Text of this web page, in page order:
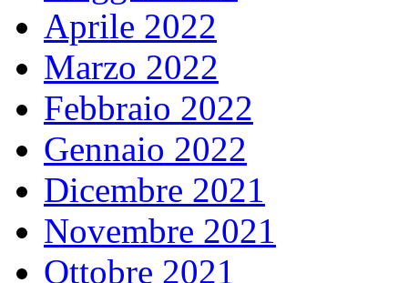
Aprile 2022
Marzo 2022
Febbraio 2022
Gennaio 2022
Dicembre 2021
Novembre 2021
Ottobre 2021